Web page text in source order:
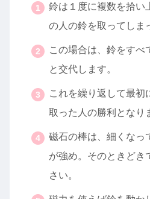
鈴は１度に複数を拾い
の人の鈴を取ってしま
この場合は、鈴をすべ
と交代します。
これを繰り返して最初
取った人の勝利となり
磁石の棒は、細くなっ
が強め。そのときどき
さい。